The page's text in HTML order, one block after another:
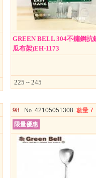
GREEN BELL 304不鏽鋼抗
瓜布架)EH-1173
225 ~ 245
98 . No: 42105051308 數量:7
限量優惠